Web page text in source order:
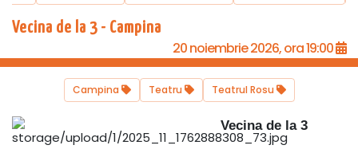
Vecina de la 3 - Campina
20 noiembrie 2026, ora 19:00
Campina Teatru Teatrul Rosu
Vecina de la 3